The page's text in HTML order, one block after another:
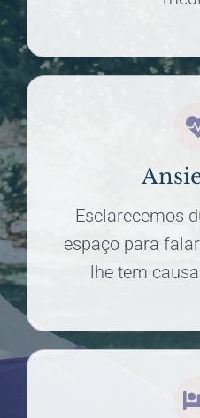
Esclarecemos
espaço para
lhe tem